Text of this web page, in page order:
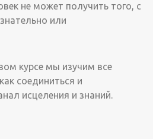
не может получить того, с
или
курсе мы изучим все
соединиться и
исцеления и знаний.